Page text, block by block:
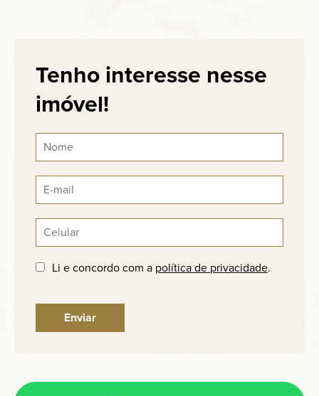
Tenho interesse nesse
imóvel!
Li e concordo com a política de privacidade.